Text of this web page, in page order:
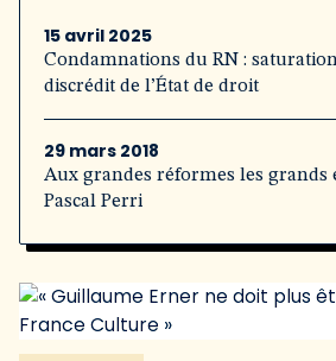
15 avril 2025
Condamnations du RN :
discrédit de l’État de droit
29 mars 2018
Aux grandes réformes les grands
Pascal Perri